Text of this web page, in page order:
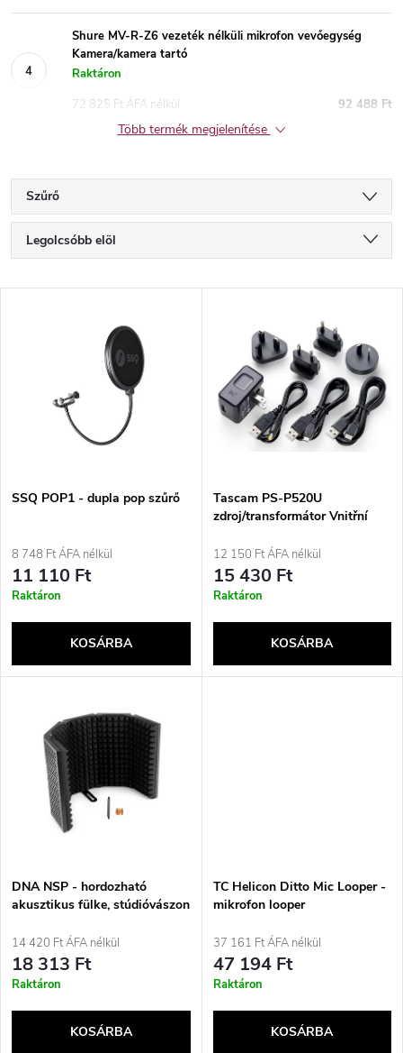
Shure MV-R-Z6 vezeték nélküli mikrofon vevőegység
Kamera/kamera tartó
Raktáron
92 488 Ft
72 825 Ft ÁFA nélkül
Több termék megjelenítése
Szűrő
T
e
e
k
r
n
é
s
e
Legolcsóbb elöl
é
e
k
l
j
a
SSQ POP1 - dupla pop szűrő
8 748 Ft ÁFA nélkül
11 110 Ft
Raktáron
KOSÁRBA
Tascam PS-P520U
zdroj/transformátor Vnitřní
12 150 Ft ÁFA nélkül
15 430 Ft
Raktáron
KOSÁRBA
DNA NSP - hordozható
akusztikus fülke, stúdióvászon
14 420 Ft ÁFA nélkül
18 313 Ft
Raktáron
KOSÁRBA
TC Helicon Ditto Mic Looper -
mikrofon looper
37 161 Ft ÁFA nélkül
47 194 Ft
Raktáron
KOSÁRBA